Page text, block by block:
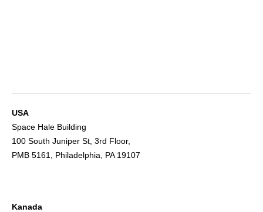
USA
Space Hale Building
100 South Juniper St, 3rd Floor,
PMB 5161, Philadelphia, PA 19107
Kanada